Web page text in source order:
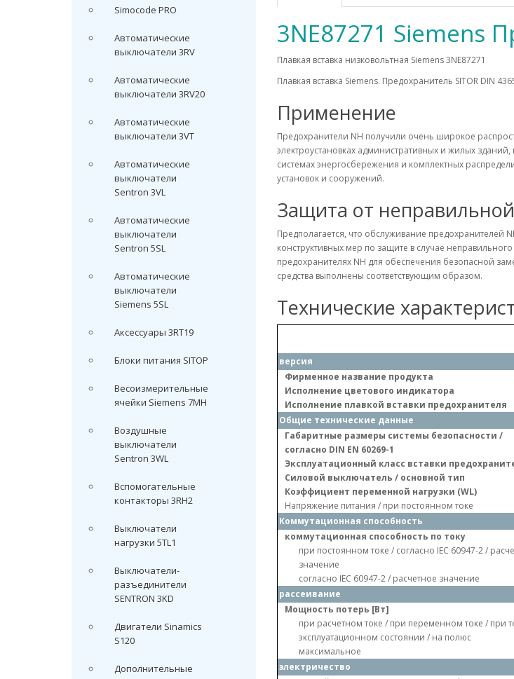
Simocode PRO
Автоматические
выключатели 3RV
Автоматические
выключатели 3RV20
Автоматические
выключатели 3VT
Автоматические
выключатели
Sentron 3VL
Автоматические
выключатели
Sentron 5SL
Автоматические
выключатели
Siemens 5SL
Аксессуары 3RT19
Блоки питания SITOP
Весоизмерительные
ячейки Siemens 7MH
Воздушные
выключатели
Sentron 3WL
Вспомогательные
контакторы 3RH2
Выключатели
нагрузки 5TL1
Выключатели-
разъединители
SENTRON 3KD
Двигатели Sinamics
S120
Дополнительные
3NE87271 Siemens
Плавкая вставка низковольтная Siemens 3NE87271
Плавкая вставка Siemens. Предохранитель SITOR DIN
Применение
Предохранители NH получили очень широкое
электроустановках административных и жилых
системах энергосбережения и комплектных
установок и сооружений.
Защита от
Предполагается, что обслуживание предохранителей
конструктивных мер по защите в случае
предохранителях NH для обеспечения безопасной
средства выполнены соответствующим образом.
Технические
версия
Фирменное название продукта
Исполнение цветового индикатора
Исполнение плавкой вставки предохранителя
Общие технические данные
Габаритные размеры системы безопасности /
согласно DIN EN 60269-1
Эксплуатационный класс вставки
Силовой выключатель / основной тип
Коэффициент переменной нагрузки (WL)
Напряжение питания / при постоянном токе
Коммутационная способность
коммутационная способность по току
при постоянном токе / согласно IEC 60947-2 /
значение
согласно IEC 60947-2 / расчетное значение
рассеивание
Мощность потерь [Вт]
при расчетном токе / при переменном токе / при
эксплуатационном состоянии / на полюс
максимальное
электричество